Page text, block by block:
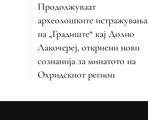
Продолжуваат
археолошките истражувања
на „Градиште“ кај Долно
Лакочереј, откриени нови
сознанија за минатото на
Охридскиот регион